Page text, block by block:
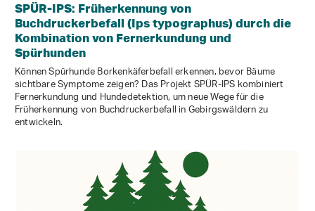
SPÜR-IPS: Früherkennung von
Buchdruckerbefall (Ips typographus) durch die
Kombination von Fernerkundung und
Spürhunden
Können Spürhunde Borkenkäferbefall erkennen, bevor Bäume
sichtbare Symptome zeigen? Das Projekt SPÜR-IPS kombiniert
Fernerkundung und Hundedetektion, um neue Wege für die
Früherkennung von Buchdruckerbefall in Gebirgswäldern zu
entwickeln.